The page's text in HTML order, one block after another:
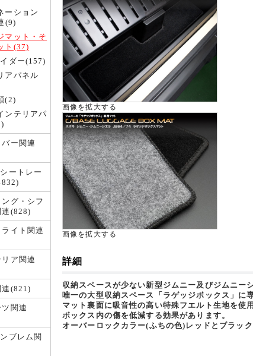
ーション
(9)
マット・そ
ト(37)
ダー(157)
アパネル
(2)
ンテリアパ
ー関連
ートレー
グ・シフ
連(828)
ライト関連
ア関連
連(821)
関連
ブレム関
画像を拡大する
画像を拡大する
詳細
収納スペースが少ない新型ジムニー及びジムニー
唯一の大型収納スペース「ラゲッジボックス」に
マット裏面に吸音性の高い特殊フエルト生地を使
ボックス内の傷を低減する効果があります。
オーバーロックカラー(ふちの色)レッドとブラック